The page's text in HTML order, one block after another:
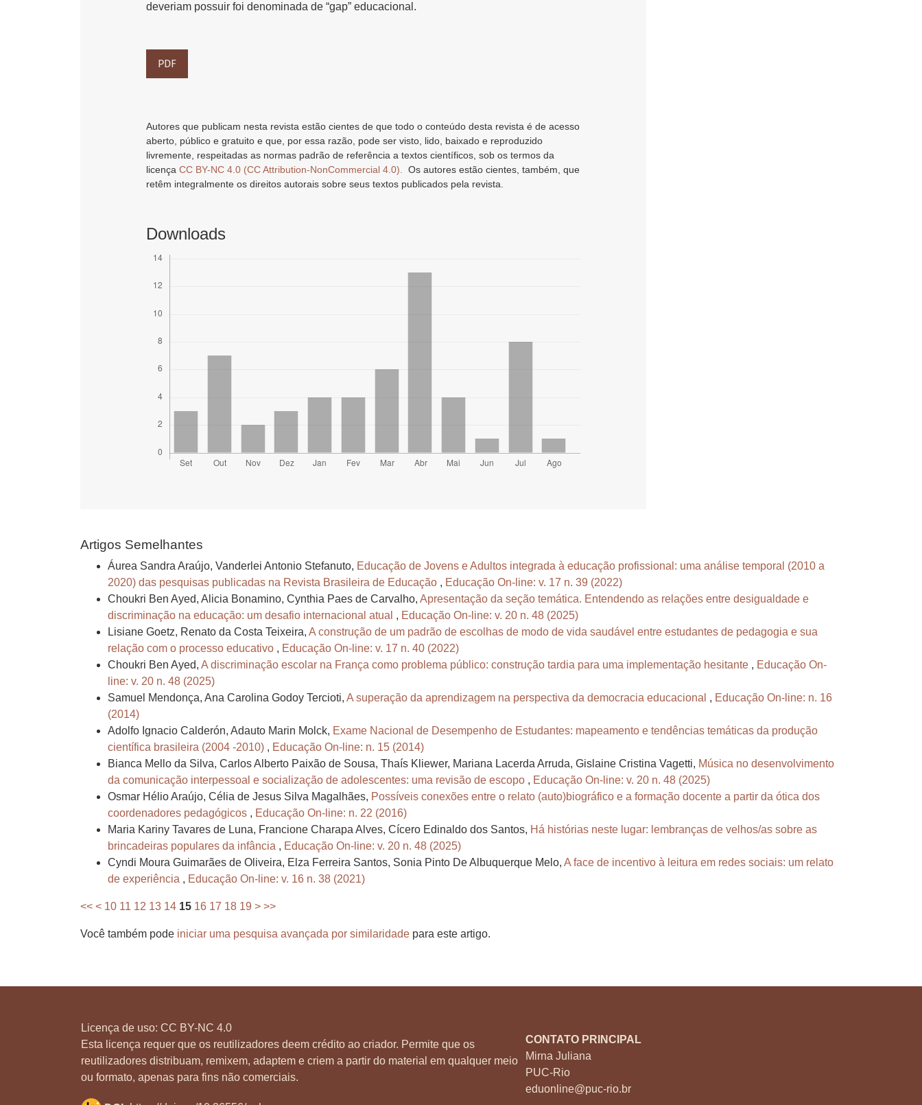
deveriam possuir foi denominada de “gap” educacional.
PDF
Autores que publicam nesta revista estão cientes de que todo o conteúdo desta revista é de acesso
aberto, público e gratuito e que, por essa razão, pode ser visto, lido, baixado e reproduzido
livremente, respeitadas as normas padrão de referência a textos científicos, sob os termos da
licença CC BY-NC 4.0 (CC Attribution-NonCommercial 4.0). Os autores estão cientes, também, que
retêm integralmente os direitos autorais sobre seus textos publicados pela revista.
Downloads
Artigos Semelhantes
Áurea Sandra Araújo, Vanderlei Antonio Stefanuto, Educação de Jovens e Adultos integrada à educação profissional: uma análise temporal (2010 a
2020) das pesquisas publicadas na Revista Brasileira de Educação , Educação On-line: v. 17 n. 39 (2022)
Choukri Ben Ayed, Alicia Bonamino, Cynthia Paes de Carvalho, Apresentação da seção temática. Entendendo as relações entre desigualdade e
discriminação na educação: um desafio internacional atual , Educação On-line: v. 20 n. 48 (2025)
Lisiane Goetz, Renato da Costa Teixeira, A construção de um padrão de escolhas de modo de vida saudável entre estudantes de pedagogia e sua
relação com o processo educativo , Educação On-line: v. 17 n. 40 (2022)
Choukri Ben Ayed, A discriminação escolar na França como problema público: construção tardia para uma implementação hesitante , Educação On-
line: v. 20 n. 48 (2025)
Samuel Mendonça, Ana Carolina Godoy Tercioti, A superação da aprendizagem na perspectiva da democracia educacional , Educação On-line: n. 16
(2014)
Adolfo Ignacio Calderón, Adauto Marin Molck, Exame Nacional de Desempenho de Estudantes: mapeamento e tendências temáticas da produção
científica brasileira (2004 -2010) , Educação On-line: n. 15 (2014)
Bianca Mello da Silva, Carlos Alberto Paixão de Sousa, Thaís Kliewer, Mariana Lacerda Arruda, Gislaine Cristina Vagetti, Música no desenvolvimento
da comunicação interpessoal e socialização de adolescentes: uma revisão de escopo , Educação On-line: v. 20 n. 48 (2025)
Osmar Hélio Araújo, Célia de Jesus Silva Magalhães, Possíveis conexões entre o relato (auto)biográfico e a formação docente a partir da ótica dos
coordenadores pedagógicos , Educação On-line: n. 22 (2016)
Maria Kariny Tavares de Luna, Francione Charapa Alves, Cícero Edinaldo dos Santos, Há histórias neste lugar: lembranças de velhos/as sobre as
brincadeiras populares da infância , Educação On-line: v. 20 n. 48 (2025)
Cyndi Moura Guimarães de Oliveira, Elza Ferreira Santos, Sonia Pinto De Albuquerque Melo, A face de incentivo à leitura em redes sociais: um relato
de experiência , Educação On-line: v. 16 n. 38 (2021)
<< < 10 11 12 13 14 15 16 17 18 19 > >>
Você também pode iniciar uma pesquisa avançada por similaridade para este artigo.
Licença de uso: CC BY-NC 4.0
Esta licença requer que os reutilizadores deem crédito ao criador. Permite que os
reutilizadores distribuam, remixem, adaptem e criem a partir do material em qualquer meio
ou formato, apenas para fins não comerciais.
CONTATO PRINCIPAL
Mirna Juliana
PUC-Rio
eduonline@puc-rio.br